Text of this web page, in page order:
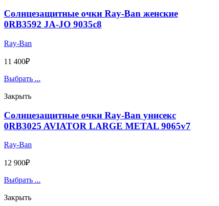
Солнцезащитные очки Ray-Ban женские
0RB3592 JA-JO 9035c8
Ray-Ban
11 400₽
Выбрать ...
Закрыть
Солнцезащитные очки Ray-Ban унисекс
0RB3025 AVIATOR LARGE METAL 9065v7
Ray-Ban
12 900₽
Выбрать ...
Закрыть